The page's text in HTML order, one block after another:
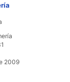
2009